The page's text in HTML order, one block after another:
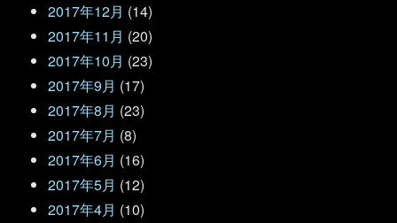
2017年12月 (14)
2017年11月 (20)
2017年10月 (23)
2017年9月 (17)
2017年8月 (23)
2017年7月 (8)
2017年6月 (16)
2017年5月 (12)
2017年4月 (10)